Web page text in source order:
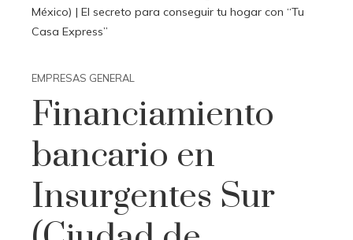
México) | El secreto para conseguir tu hogar con “Tu
Casa Express”
EMPRESAS GENERAL
Financiamiento
bancario en
Insurgentes Sur